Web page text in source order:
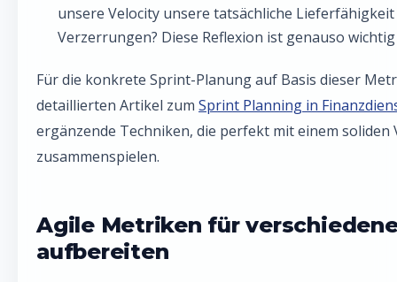
unsere Velocity unsere tatsächliche
Verzerrungen? Diese Reflexion ist genauso
Für die konkrete Sprint-Planung auf Basis dieser
detaillierten Artikel zum Sprint Planning in
ergänzende Techniken, die perfekt mit einem soliden
zusammenspielen.
Agile Metriken für
aufbereiten